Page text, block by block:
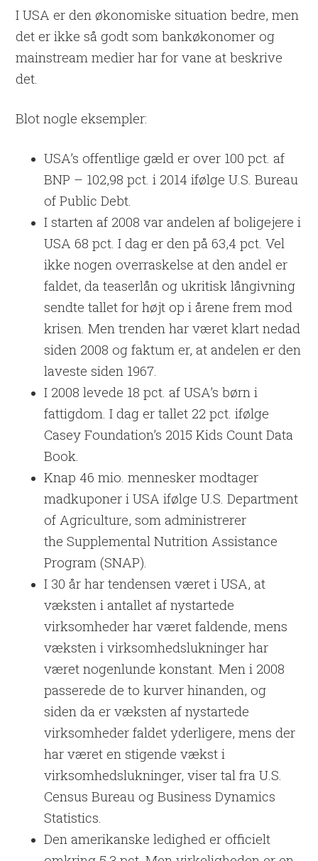
I USA er den økonomiske situation bedre, men
det er ikke så godt som bankøkonomer og
mainstream medier har for vane at beskrive
det.
Blot nogle eksempler:
USA’s offentlige gæld er over 100 pct. af
BNP – 102,98 pct. i 2014 ifølge U.S. Bureau
of Public Debt.
I starten af 2008 var andelen af boligejere i
USA 68 pct. I dag er den på 63,4 pct. Vel
ikke nogen overraskelse at den andel er
faldet, da teaserlån og ukritisk långivning
sendte tallet for højt op i årene frem mod
krisen. Men trenden har været klart nedad
siden 2008 og faktum er, at andelen er den
laveste siden 1967.
I 2008 levede 18 pct. af USA’s børn i
fattigdom. I dag er tallet 22 pct. ifølge
Casey Foundation’s 2015 Kids Count Data
Book.
Knap 46 mio. mennesker modtager
madkuponer i USA ifølge U.S. Department
of Agriculture, som administrerer
the Supplemental Nutrition Assistance
Program (SNAP).
I 30 år har tendensen været i USA, at
væksten i antallet af nystartede
virksomheder har været faldende, mens
væksten i virksomhedslukninger har
været nogenlunde konstant. Men i 2008
passerede de to kurver hinanden, og
siden da er væksten af nystartede
virksomheder faldet yderligere, mens der
har været en stigende vækst i
virksomhedslukninger, viser tal fra U.S.
Census Bureau og Business Dynamics
Statistics.
Den amerikanske ledighed er officielt